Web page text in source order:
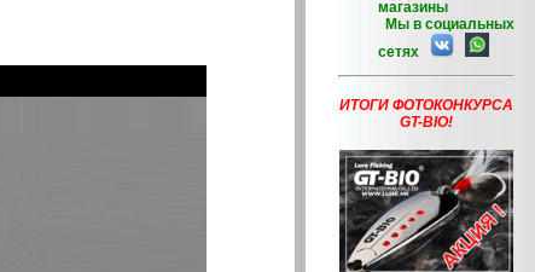
магазины
Мы в социальных
сетях
ИТОГИ ФОТОКОНКУРСА
GT-BIO!